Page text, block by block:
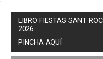
LIBRO FIESTAS SANT ROC
2026
PINCHA AQUÍ